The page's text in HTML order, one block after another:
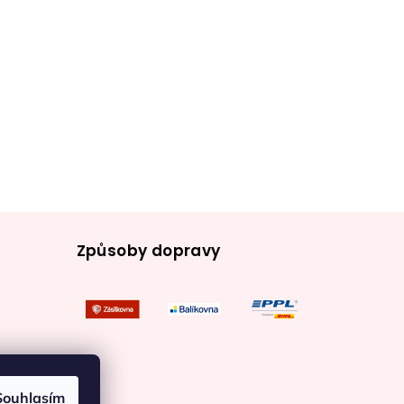
Způsoby dopravy